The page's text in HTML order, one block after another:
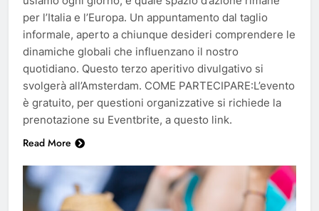
per l’Italia e l’Europa. Un appuntamento dal taglio
informale, aperto a chiunque desideri comprendere le
dinamiche globali che influenzano il nostro
quotidiano. Questo terzo aperitivo divulgativo si
svolgerà all’Amsterdam. COME PARTECIPARE:L’evento
è gratuito, per questioni organizzative si richiede la
prenotazione su Eventbrite, a questo link.
Read More